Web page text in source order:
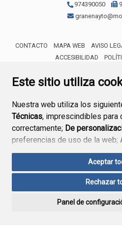
Este sitio utiliza
Nuestra web utiliza los
Técnicas, imprescindibles para
correctamente; De
preferencias de uso de la web;
funcionamiento de la web y
Si acepta pulsando el botón
consideramos que acepta su
ninguna acción, se guardarán
Aceptar
Rechazar
Panel de
974390050
CONTACTO MAPA WEB AVISO
ACCESIBILIDAD